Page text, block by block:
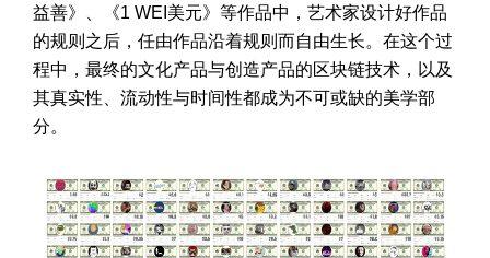
益善》、《1 WEI美元》等作品中，艺术家设计好作品
的规则之后，任由作品沿着规则而自由生长。在这个过
程中，最终的文化产品与创造产品的区块链技术，以及
其真实性、流动性与时间性都成为不可或缺的美学部
分。